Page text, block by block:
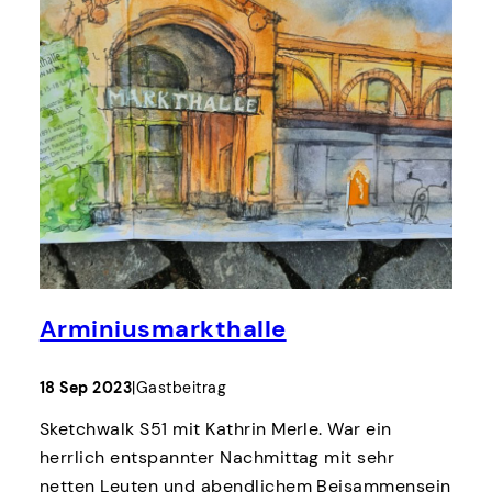
Arminiusmarkthalle
18 Sep 2023|Gastbeitrag
Sketchwalk S51 mit Kathrin Merle. War ein
herrlich entspannter Nachmittag mit sehr
netten Leuten und abendlichem Beisammensein